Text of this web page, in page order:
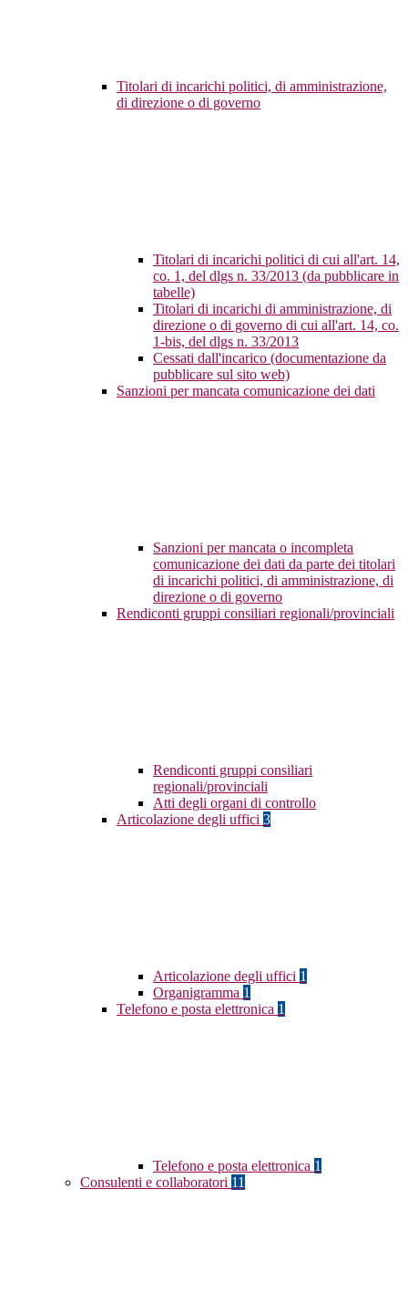
Titolari di incarichi politici, di amministrazione,
di direzione o di governo
Titolari di incarichi politici di cui all'art. 14,
co. 1, del dlgs n. 33/2013 (da pubblicare in
tabelle)
Titolari di incarichi di amministrazione, di
direzione o di governo di cui all'art. 14, co.
1-bis, del dlgs n. 33/2013
Cessati dall'incarico (documentazione da
pubblicare sul sito web)
Sanzioni per mancata comunicazione dei dati
Sanzioni per mancata o incompleta
comunicazione dei dati da parte dei titolari
di incarichi politici, di amministrazione, di
direzione o di governo
Rendiconti gruppi consiliari regionali/provinciali
Rendiconti gruppi consiliari
regionali/provinciali
Atti degli organi di controllo
Articolazione degli uffici 3
Articolazione degli uffici 1
Organigramma 1
Telefono e posta elettronica 1
Telefono e posta elettronica 1
Consulenti e collaboratori 11